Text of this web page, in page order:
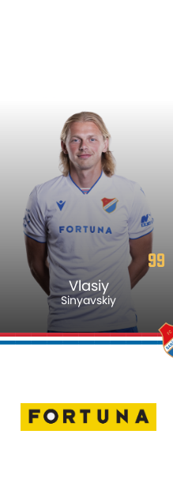
99
Vlasiy
Sinyavskiy